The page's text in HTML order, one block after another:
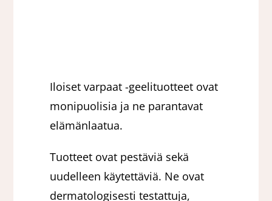
Iloiset varpaat -geelituotteet ovat
monipuolisia ja ne parantavat
elämänlaatua.
Tuotteet ovat pestäviä sekä
uudelleen käytettäviä. Ne ovat
dermatologisesti testattuja,